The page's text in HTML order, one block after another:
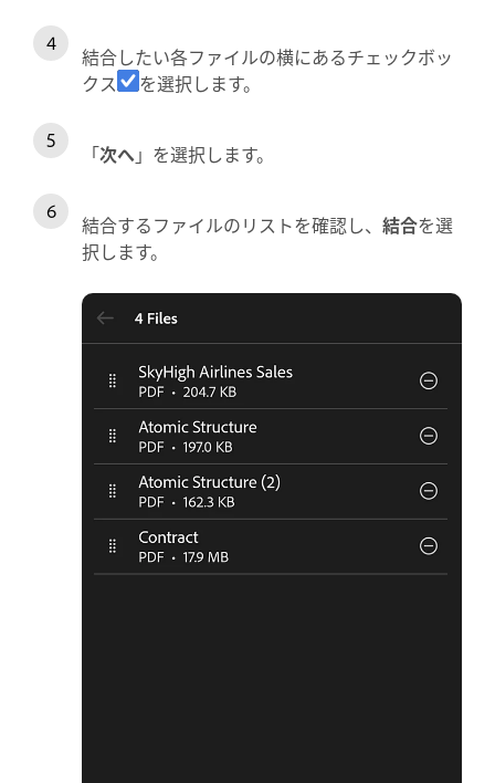
結合したい各ファイルの横にあるチェックボッ
クス
を選択します。
「次へ」を選択します。
結合するファイルのリストを確認し、 結合を選
択します。